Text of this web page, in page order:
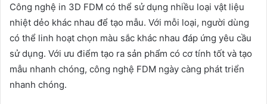
Công nghệ in 3D FDM có thể sử dụng nhiều loại vật liệu
nhiệt dẻo khác nhau để tạo mẫu. Với mỗi loại, người dùng
có thể linh hoạt chọn màu sắc khác nhau đáp ứng yêu cầu
sử dụng. Với ưu điểm tạo ra sản phẩm có cơ tính tốt và tạo
mẫu nhanh chóng, công nghệ FDM ngày càng phát triển
nhanh chóng.